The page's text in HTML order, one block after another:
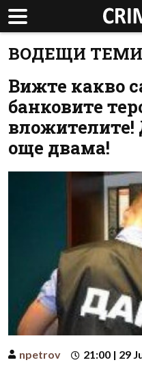
ВОДЕЩИ ТЕМИ
Вижте какво
банковите
още двама!
npetrov 21:00 | 29